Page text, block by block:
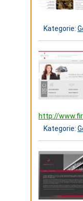
Kategorie:
http://
Kategorie: